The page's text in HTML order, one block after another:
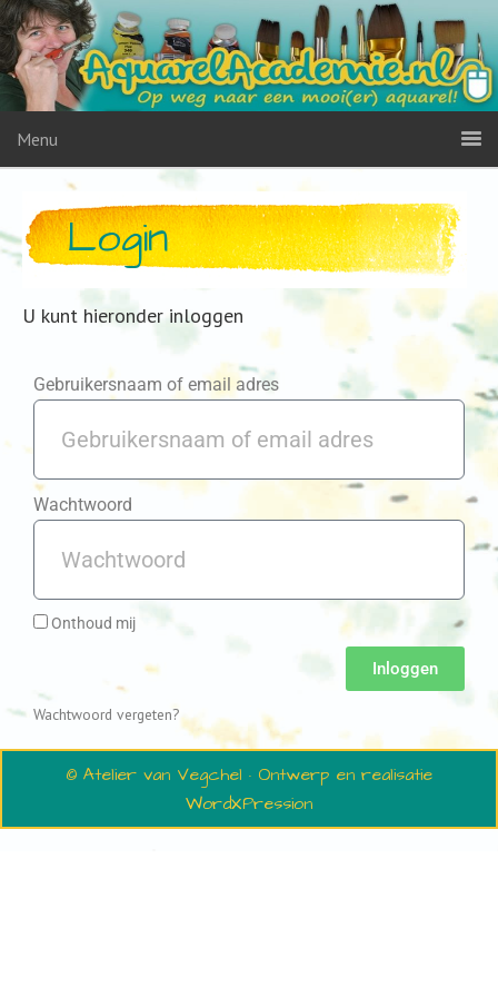
Menu
Login
U kunt hieronder inloggen
Gebruikersnaam of email adres
Wachtwoord
Onthoud mij
Inloggen
Wachtwoord vergeten?
© Atelier van Vegchel · Ontwerp en realisatie
WordXPression